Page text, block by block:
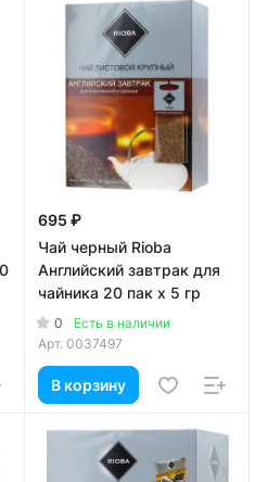
695 ₽
Чай черный Rioba
Английский завтрак для
чайника 20 пак х 5 гр
0
Есть в наличии
Арт. 0037497
В корзину